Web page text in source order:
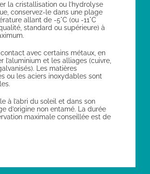
la cristallisation ou l’hydrolyse
conservez-le dans une plage
allant de -5°C (ou -11°C
standard ou supérieure) à
avec certains métaux, en
l’aluminium et les alliages (cuivre,
Les matières
ou les aciers inoxydables sont
à l’abri du soleil et dans son
d’origine non entamé. La durée
maximale conseillée est de